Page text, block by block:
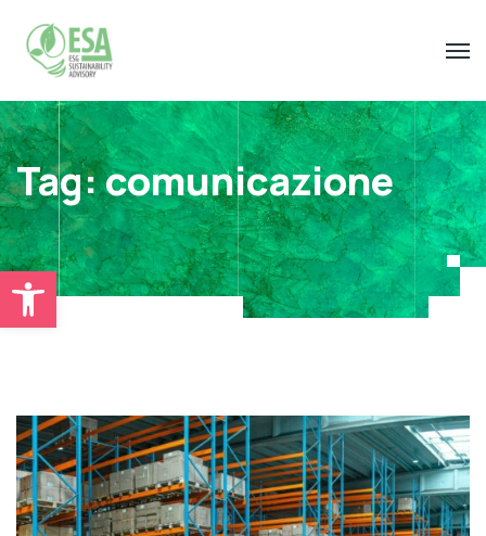
Open toolbar
Tag:comunicazione